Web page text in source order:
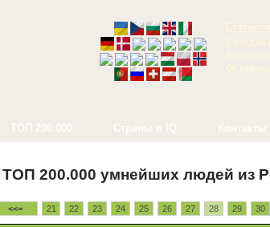
ТОП 200.000 Страны и IQ Контакты
ТОП 200.000 умнейших людей из
<<= 21 22 23 24 25 26 27 28 29 30